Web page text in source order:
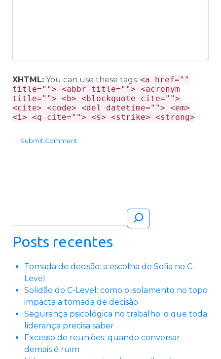
XHTML: You can use these tags: <a href=""
title=""> <abbr title=""> <acronym
title=""> <b> <blockquote cite="">
<cite> <code> <del datetime=""> <em>
<i> <q cite=""> <s> <strike> <strong>
Posts recentes
Tomada de decisão: a escolha de Sofia no C-
Level
Solidão do C-Level: como o isolamento no topo
impacta a tomada de decisão
Segurança psicológica no trabalho: o que toda
liderança precisa saber
Excesso de reuniões: quando conversar
demais é ruim